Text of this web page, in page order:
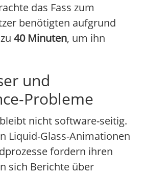
das Fass zum
benötigten aufgrund
40 Minuten, um ihn
und
Probleme
nicht software-seitig.
Liquid-Glass-Animationen
fordern ihren
sich Berichte über